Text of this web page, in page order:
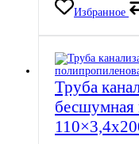
Избранное
Труба
бесшумная